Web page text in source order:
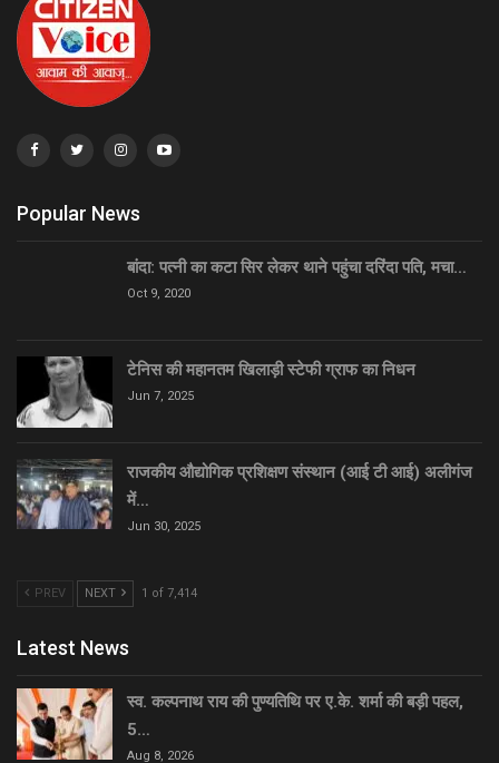
Popular News
बांदा: पत्नी का कटा सिर लेकर थाने पहुंचा दरिंदा पति, मचा…
Oct 9, 2020
टेनिस की महानतम खिलाड़ी स्टेफी ग्राफ का निधन
Jun 7, 2025
राजकीय औद्योगिक प्रशिक्षण संस्थान (आई टी आई) अलीगंज
में…
Jun 30, 2025
PREV NEXT 1 of 7,414
Latest News
स्व. कल्पनाथ राय की पुण्यतिथि पर ए.के. शर्मा की बड़ी पहल,
5…
Aug 8, 2026